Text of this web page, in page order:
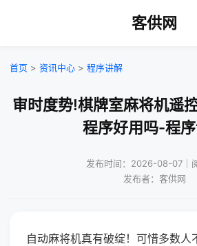
客供网
首页 > 资讯中心 > 程序讲解
审时度势!棋牌室麻将机遥
程序好用吗-程
发布时间：2026-08-07｜
发布者：客供网
自动麻将机真有破绽！可惜多数人